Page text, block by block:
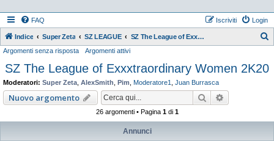
FAQ Login
Iscriviti
Indice Super Zeta SZ LEAGUE SZ The League of Exxxtraordinary Women 2K20
Argomenti senza risposta Argomenti attivi
SZ The League of Exxxtraordinary Women 2K20
Moderatori: Super Zeta AlexSmith Pim Moderatore1 Juan Burrasca
Nuovo argomento Cerca
26 argomenti • Pagina 1di 1
Annunci